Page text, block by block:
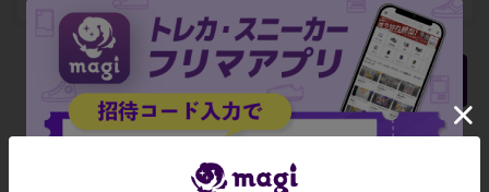
もっと見る
封入されているBOX・パック